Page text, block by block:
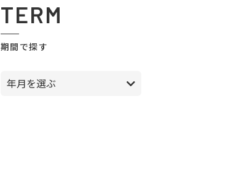
TERM
期間で探す
年月を選ぶ